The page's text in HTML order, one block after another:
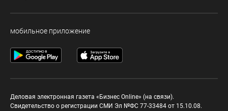
мобильное приложение
Деловая электронная газета «Бизнес Online» (на связи).
Свидетельство о регистрации СМИ Эл №ФС 77-33484 от 15.10.08.